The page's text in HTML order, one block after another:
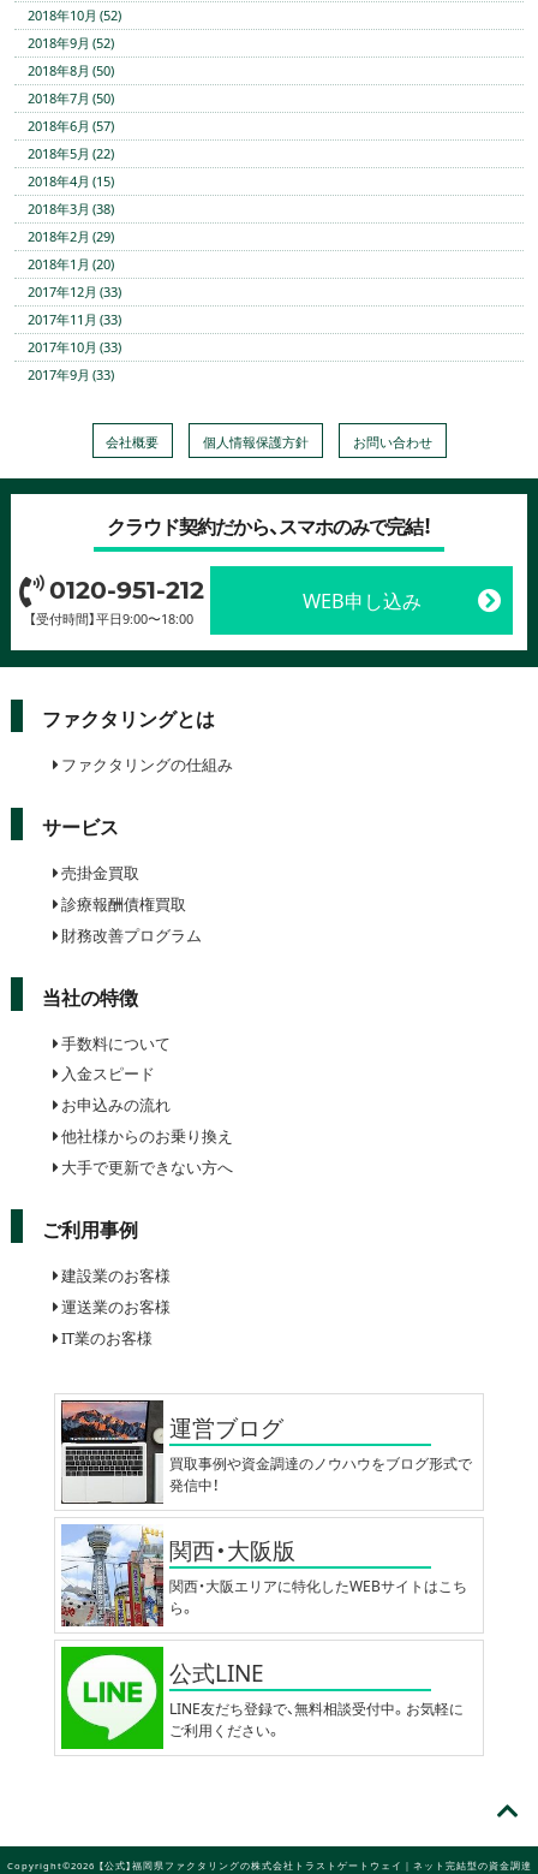
2018年10月 (52)
2018年9月 (52)
2018年8月 (50)
2018年7月 (50)
2018年6月 (57)
2018年5月 (22)
2018年4月 (15)
2018年3月 (38)
2018年2月 (29)
2018年1月 (20)
2017年12月 (33)
2017年11月 (33)
2017年10月 (33)
2017年9月 (33)
会社概要 個人情報保護方針 お問い合わせ
クラウド契約だから、スマホのみで完結！
0120-951-212
【受付時間】平日9:00〜18:00
WEB申し込み
ファクタリングとは
ファクタリングの仕組み
サービス
売掛金買取
診療報酬債権買取
財務改善プログラム
当社の特徴
手数料について
入金スピード
お申込みの流れ
他社様からのお乗り換え
大手で更新できない方へ
ご利用事例
建設業のお客様
運送業のお客様
IT業のお客様
運営ブログ
買取事例や資金調達のノウハウをブログ形式で
発信中！
関西・大阪版
関西・大阪エリアに特化したWEBサイトはこち
ら。
公式LINE
LINE友だち登録で、無料相談受付中。お気軽に
ご利用ください。
Copyright©2026 【公式】福岡県ファクタリングの株式会社トラストゲートウェイ｜ネット完結型の資金調達